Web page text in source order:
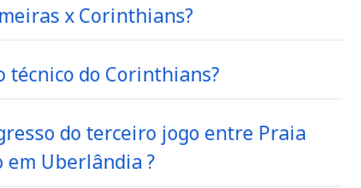
x Corinthians?
técnico do Corinthians?
do terceiro jogo entre Praia
em Uberlândia ?